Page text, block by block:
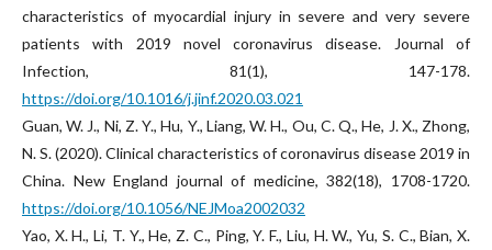
characteristics of myocardial injury in severe and very severe
patients with 2019 novel coronavirus disease. Journal of
Infection, 81(1), 147-178.
https://doi.org/10.1016/j.jinf.2020.03.021
Guan, W. J., Ni, Z. Y., Hu, Y., Liang, W. H., Ou, C. Q., He, J. X., Zhong,
N. S. (2020). Clinical characteristics of coronavirus disease 2019 in
China. New England journal of medicine, 382(18), 1708-1720.
https://doi.org/10.1056/NEJMoa2002032
Yao, X. H., Li, T. Y., He, Z. C., Ping, Y. F., Liu, H. W., Yu, S. C., Bian, X.